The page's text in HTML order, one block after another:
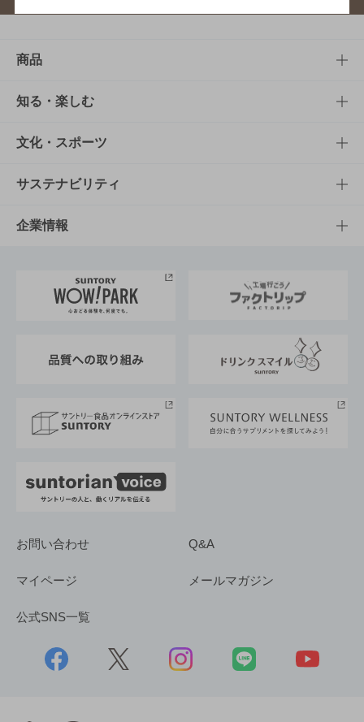
商品
商品TOP
商品一覧
商品発売情報
栄養成分一覧
知る・楽しむ
知る・楽しむTOP
キャンペーン
工場見学
地域情報
文化・スポーツ
文化・スポーツTOP
サントリーホール
サントリーサンバーズ大阪
サステナビリティ
サステナビリティTOP
サントリーが考えるサステナビリティ経営
企業情報
企業概要
採用情報
お問い合わせ Q&A
マイページ メールマガジン
公式SNS一覧